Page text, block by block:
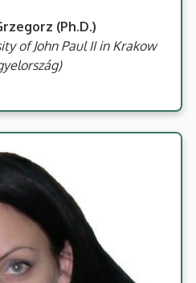
(Ph.D.)
of John Paul II in Krakow